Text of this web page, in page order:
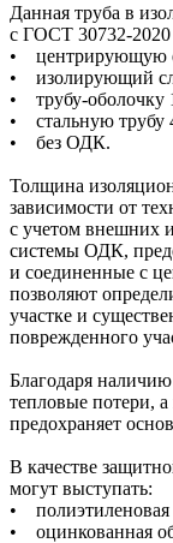
Данная труба в
с ГОСТ 30732-2020
• центрирующую
• изолирующий
• трубу-
• стальную трубу
• без ОДК.
Толщина
зависимости от
с учетом внешних
системы ОДК,
и соединенные с
позволяют
участке и
поврежденного
Благодаря
тепловые потери,
предохраняет
В качестве
могут выступать:
•
• оцинкованная